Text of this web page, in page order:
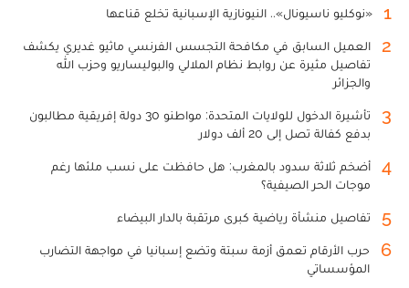
1 «نوكليو ناسيونال».. النيونازية الإسبانية تخلع قناعها
2
العميل السابق في مكافحة التجسس الفرنسي ماثيو غديري يكشف
تفاصيل مثيرة عن روابط نظام الملالي والبوليساريو وحزب الله
والجزائر
3
تأشيرة الدخول للولايات المتحدة: مواطنو 30 دولة إفريقية مطالبون
بدفع كفالة تصل إلى 20 ألف دولار
4
أضخم ثلاثة سدود بالمغرب: هل حافظت على نسب ملئها رغم
موجات الحر الصيفية؟
5 تفاصيل منشأة رياضية كبرى مرتقبة بالدار البيضاء
6
حرب الأرقام تعمق أزمة سبتة وتضع إسبانيا في مواجهة التضارب
المؤسساتي